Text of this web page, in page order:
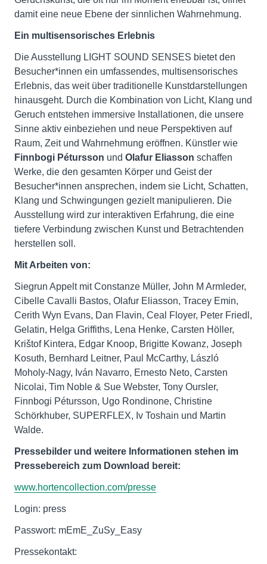
damit eine neue Ebene der sinnlichen Wahrnehmung.
Ein multisensorisches Erlebnis
Die Ausstellung LIGHT SOUND SENSES bietet den
Besucher*innen ein umfassendes, multisensorisches
Erlebnis, das weit über traditionelle Kunstdarstellungen
hinausgeht. Durch die Kombination von Licht, Klang und
Geruch entstehen immersive Installationen, die unsere
Sinne aktiv einbeziehen und neue Perspektiven auf
Raum, Zeit und Wahrnehmung eröffnen. Künstler wie
Finnbogi Pétursson und Olafur Eliasson schaffen
Werke, die den gesamten Körper und Geist der
Besucher*innen ansprechen, indem sie Licht, Schatten,
Klang und Schwingungen gezielt manipulieren. Die
Ausstellung wird zur interaktiven Erfahrung, die eine
tiefere Verbindung zwischen Kunst und Betrachtenden
herstellen soll.
Mit Arbeiten von:
Siegrun Appelt mit Constanze Müller, John M Armleder,
Cibelle Cavalli Bastos, Olafur Eliasson, Tracey Emin,
Cerith Wyn Evans, Dan Flavin, Ceal Floyer, Peter Friedl,
Gelatin, Helga Griffiths, Lena Henke, Carsten Höller,
Krištof Kintera, Edgar Knoop, Brigitte Kowanz, Joseph
Kosuth, Bernhard Leitner, Paul McCarthy, László
Moholy-Nagy, Iván Navarro, Ernesto Neto, Carsten
Nicolai, Tim Noble & Sue Webster, Tony Oursler,
Finnbogi Pétursson, Ugo Rondinone, Christine
Schörkhuber, SUPERFLEX, Iv Toshain und Martin
Walde.
Pressebilder und weitere Informationen stehen im
Pressebereich zum Download bereit:
www.hortencollection.com/presse
Login: press
Passwort: mEmE_ZuSy_Easy
Pressekontakt: